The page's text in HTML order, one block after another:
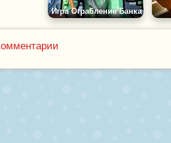
Игра Ограбление Банка